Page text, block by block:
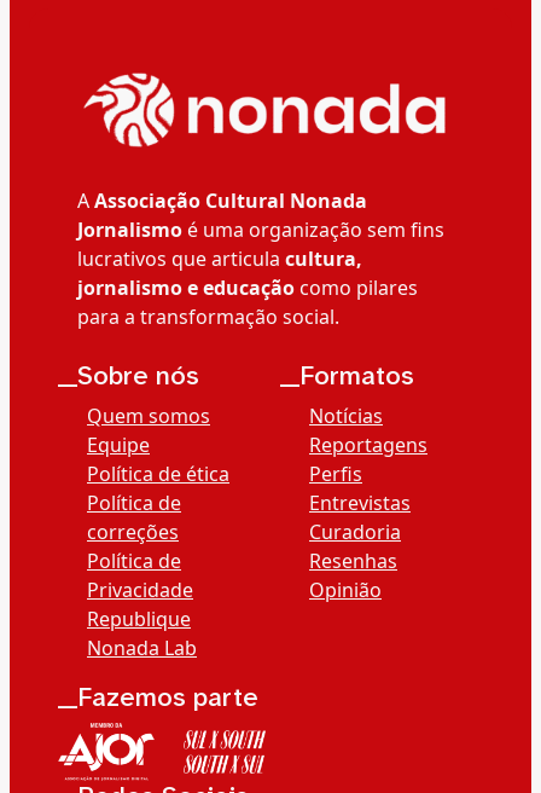
AAssociação Cultural Nonada
Jornalismoé uma organização sem fins
lucrativos que articula cultura,
jornalismo e educaçãocomo pilares
para a transformação social.
__Sobre nós
Quem somos
Equipe
Política de ética
Política de
correções
Política de
Privacidade
Republique
Nonada Lab
__Formatos
Notícias
Reportagens
Perfis
Entrevistas
Curadoria
Resenhas
Opinião
__Fazemos parte